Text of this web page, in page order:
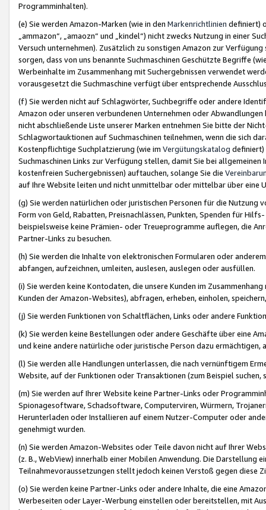
Programminhalten).
(e) Sie werden Amazon-Marken (wie in den Markenrichtlinien definiert)
„ammazon“, „amaozn“ und „kindel“) nicht zwecks Nutzung in einer
Versuch unternehmen). Zusätzlich zu sonstigen Amazon zur
sorgen, dass von uns benannte Suchmaschinen Geschützte Begriffe
Werbeinhalte im Zusammenhang mit Suchergebnissen verwendet
vorausgesetzt die Suchmaschine verfügt über entsprechende
(f) Sie werden nicht auf Schlagwörter, Suchbegriffe oder andere
Amazon oder unseren verbundenen Unternehmen oder
nicht abschließende Liste unserer Marken entnehmen Sie bitte der
Schlagwortauktionen auf Suchmaschinen teilnehmen, wenn die sich
Kostenpflichtige Suchplatzierung (wie im Vergütungskatalog definiert)
Suchmaschinen Links zur Verfügung stellen, damit Sie bei
kostenfreien Suchergebnissen) auftauchen, solange Sie die
auf Ihre Website leiten und nicht unmittelbar oder mittelbar über eine
(g) Sie werden natürlichen oder juristischen Personen für die Nutzung
Form von Geld, Rabatten, Preisnachlässen, Punkten, Spenden für
beispielsweise keine Prämien- oder Treueprogramme auflegen, die
Partner-Links zu besuchen.
(h) Sie werden die Inhalte von elektronischen Formularen oder
abfangen, aufzeichnen, umleiten, auslesen, auslegen oder ausfüllen.
(i) Sie werden keine Kontodaten, die unsere Kunden im
Kunden der Amazon-Websites), abfragen, erheben, einholen,
(j) Sie werden Funktionen von Schaltflächen, Links oder andere
(k) Sie werden keine Bestellungen oder andere Geschäfte über eine
und keine andere natürliche oder juristische Person dazu
(l) Sie werden alle Handlungen unterlassen, die nach vernünftigem
Website, auf der Funktionen oder Transaktionen (zum Beispiel
(m) Sie werden auf Ihrer Website keine Partner-Links oder
Spionagesoftware, Schadsoftware, Computerviren, Würmern,
Herunterladen oder Installieren auf einem Nutzer-Computer oder
genehmigt wurden.
(n) Sie werden Amazon-Websites oder Teile davon nicht auf Ihrer
(z. B., WebView) innerhalb einer Mobilen Anwendung. Die Darstellung
Teilnahmevoraussetzungen stellt jedoch keinen Verstoß gegen diese
(o) Sie werden keine Partner-Links oder andere Inhalte, die eine
Werbeseiten oder Layer-Werbung einstellen oder bereitstellen, mit